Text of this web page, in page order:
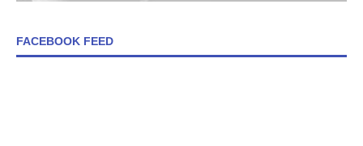
FACEBOOK FEED